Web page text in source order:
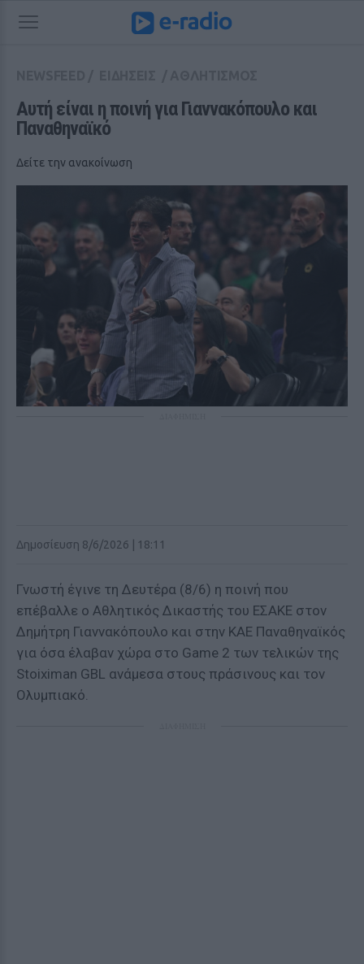
Αυτή είναι η ποινή για Γιαννακόπουλο και
Παναθηναϊκό
Δείτε την ανακοίνωση
Δημοσίευση 8/6/2026 | 18:11
Γνωστή έγινε τη Δευτέρα (8/6) η ποινή που
επέβαλλε ο Αθλητικός Δικαστής του ΕΣΑΚΕ στον
Δημήτρη Γιαννακόπουλο και στην ΚΑΕ Παναθηναϊκός
για όσα έλαβαν χώρα στο Game 2 των τελικών της
Stoiximan GBL ανάμεσα στους πράσινους και τον
Ολυμπιακό.